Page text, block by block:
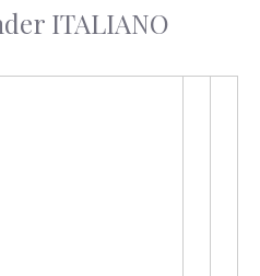
ITALIANO